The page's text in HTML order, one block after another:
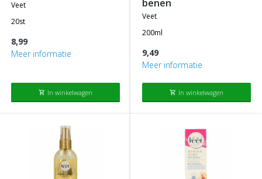
veet
20st
8,99
Meer informatie
shopping_cart In winkelwagen
benen
veet
200ml
9,49
Meer informatie
shopping_cart In winkelwagen